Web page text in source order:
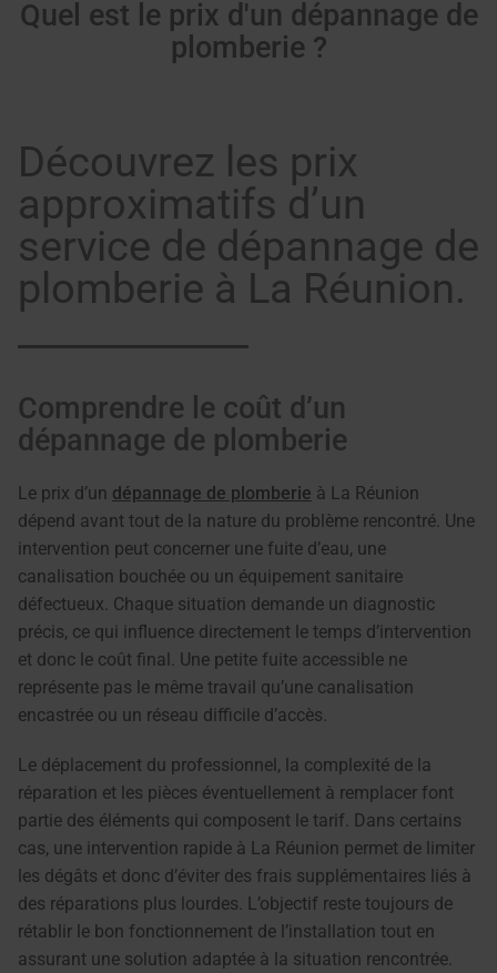
Quel est le prix d'un dépannage de
plomberie ?
Découvrez les prix
approximatifs d’un
service de dépannage de
plomberie à La Réunion.
Comprendre le coût d’un
dépannage de plomberie
Le prix d’un dépannage de plomberie à La Réunion
dépend avant tout de la nature du problème rencontré. Une
intervention peut concerner une fuite d’eau, une
canalisation bouchée ou un équipement sanitaire
défectueux. Chaque situation demande un diagnostic
précis, ce qui influence directement le temps d’intervention
et donc le coût final. Une petite fuite accessible ne
représente pas le même travail qu’une canalisation
encastrée ou un réseau difficile d’accès.
Le déplacement du professionnel, la complexité de la
réparation et les pièces éventuellement à remplacer font
partie des éléments qui composent le tarif. Dans certains
cas, une intervention rapide à La Réunion permet de limiter
les dégâts et donc d’éviter des frais supplémentaires liés à
des réparations plus lourdes. L’objectif reste toujours de
rétablir le bon fonctionnement de l’installation tout en
assurant une solution adaptée à la situation rencontrée.